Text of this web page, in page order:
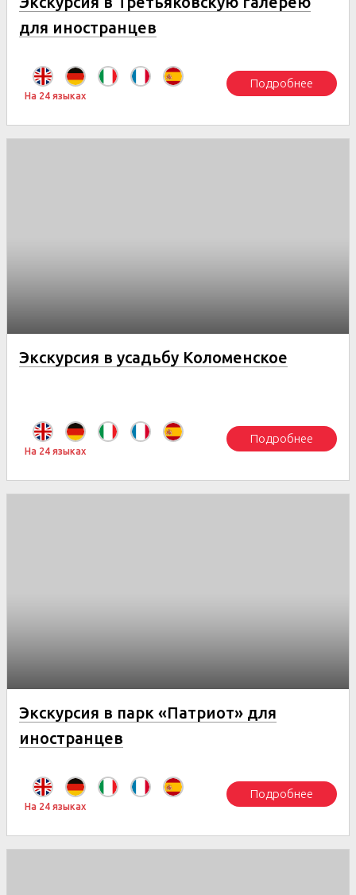
для иностранцев
На 24 языках
Подробнее
Экскурсия в усадьбу Коломенское
На 24 языках
Подробнее
Экскурсия в парк «Патриот» для
иностранцев
На 24 языках
Подробнее